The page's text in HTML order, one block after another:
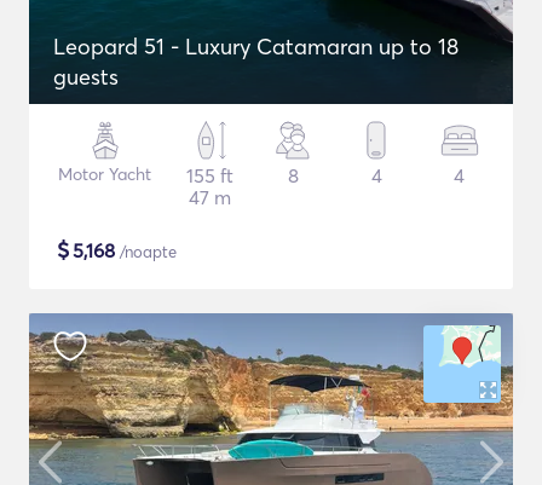
Leopard 51 - Luxury Catamaran up to 18
guests
Motor Yacht
155 ft
47 m
8 4 4
$5,168 /noapte